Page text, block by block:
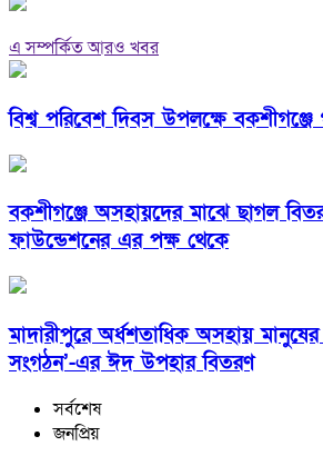
এ সম্পর্কিত আরও খবর
বিশ্ব পরিবেশ দিবস উপলক্ষে বকশীগঞ্জে
বকশীগঞ্জে অসহায়দের মাঝে ছাগল
ফাউন্ডেশনের এর পক্ষ থেকে
মাদারীপুরে অর্ধশতাধিক অসহায়
সংগঠন’-এর ঈদ উপহার বিতরণ
সর্বশেষ
জনপ্রিয়